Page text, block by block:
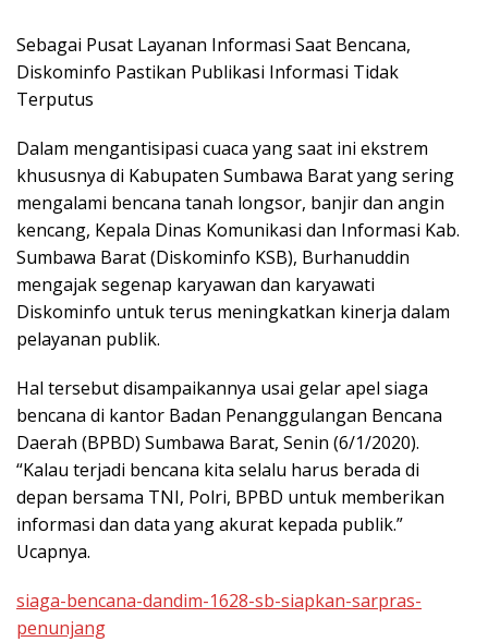
Sebagai Pusat Layanan Informasi Saat Bencana,
Diskominfo Pastikan Publikasi Informasi Tidak
Terputus
Dalam mengantisipasi cuaca yang saat ini ekstrem
khususnya di Kabupaten Sumbawa Barat yang sering
mengalami bencana tanah longsor, banjir dan angin
kencang, Kepala Dinas Komunikasi dan Informasi Kab.
Sumbawa Barat (Diskominfo KSB), Burhanuddin
mengajak segenap karyawan dan karyawati
Diskominfo untuk terus meningkatkan kinerja dalam
pelayanan publik.
Hal tersebut disampaikannya usai gelar apel siaga
bencana di kantor Badan Penanggulangan Bencana
Daerah (BPBD) Sumbawa Barat, Senin (6/1/2020).
“Kalau terjadi bencana kita selalu harus berada di
depan bersama TNI, Polri, BPBD untuk memberikan
informasi dan data yang akurat kepada publik.”
Ucapnya.
siaga-bencana-dandim-1628-sb-siapkan-sarpras-
penunjang